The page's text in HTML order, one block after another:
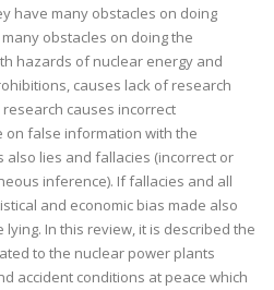
have many obstacles on doing
obstacles on doing the
hazards of nuclear energy and
causes lack of research
causes incorrect
on false information with the
also lies and fallacies (incorrect or
inference). If fallacies and all
and economic bias made also
In this review, it is described the
to the nuclear power plants
accident conditions at peace which